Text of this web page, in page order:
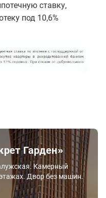
ставку,
под 10,6%
Гарден»
Камерный
Двор без машин.